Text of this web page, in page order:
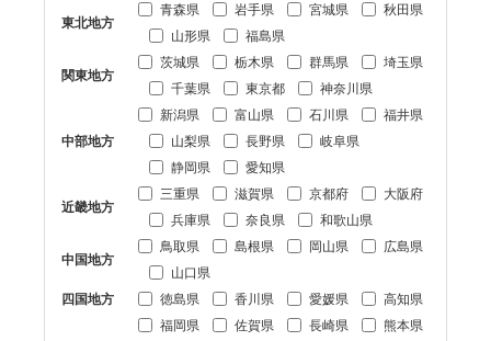
東北地方
青森県 岩手県 宮城県
秋田県
山形県
福島県
関東地方
茨城県 栃木県 群馬県
埼玉県
千葉県
東京都 神奈川県
中部地方
新潟県 富山県 石川県
福井県
山梨県
長野県
岐阜県
静岡県
愛知県
近畿地方
三重県 滋賀県 京都府
大阪府
兵庫県
奈良県 和歌山県
中国地方
鳥取県 島根県 岡山県
広島県
山口県
四国地方
徳島県 香川県 愛媛県 高知県
福岡県 佐賀県 長崎県
熊本県